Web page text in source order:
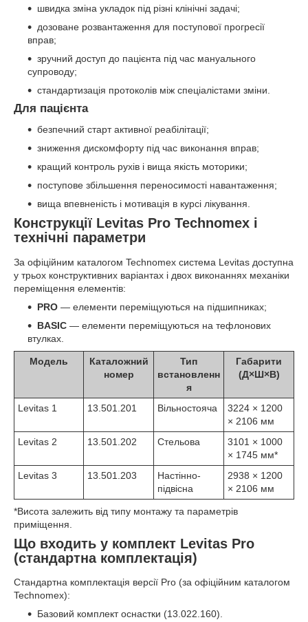
швидка зміна укладок під різні клінічні задачі;
дозоване розвантаження для поступової прогресії
вправ;
зручний доступ до пацієнта під час мануального
супроводу;
стандартизація протоколів між спеціалістами зміни.
Для пацієнта
безпечний старт активної реабілітації;
зниження дискомфорту під час виконання вправ;
кращий контроль рухів і вища якість моторики;
поступове збільшення переносимості навантаження;
вища впевненість і мотивація в курсі лікування.
Конструкції Levitas Pro Technomex і
технічні параметри
За офіційним каталогом Technomex система Levitas доступна
у трьох конструктивних варіантах і двох виконаннях механіки
переміщення елементів:
PRO — елементи переміщуються на підшипниках;
BASIC — елементи переміщуються на тефлонових
втулках.
Модель
Каталожний
номер
Тип
встановленн
я
Габарити
(Д×Ш×В)
Levitas 1 13.501.201 Вільностояча
3224 × 1200
× 2106 мм
Levitas 2
13.501.202 Стельова
3101 × 1000
× 1745 мм*
Levitas 3
13.501.203
Настінно-
підвісна
2938 × 1200
× 2106 мм
*Висота залежить від типу монтажу та параметрів
приміщення.
Що входить у комплект Levitas Pro
(стандартна комплектація)
Стандартна комплектація версії Pro (за офіційним каталогом
Technomex):
Базовий комплект оснастки (13.022.160).